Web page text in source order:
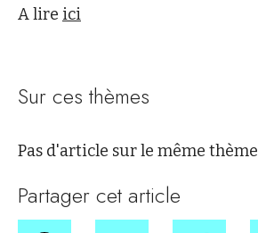
A lire ici
Sur ces thèmes
Pas d'article sur le même thème
Partager cet article